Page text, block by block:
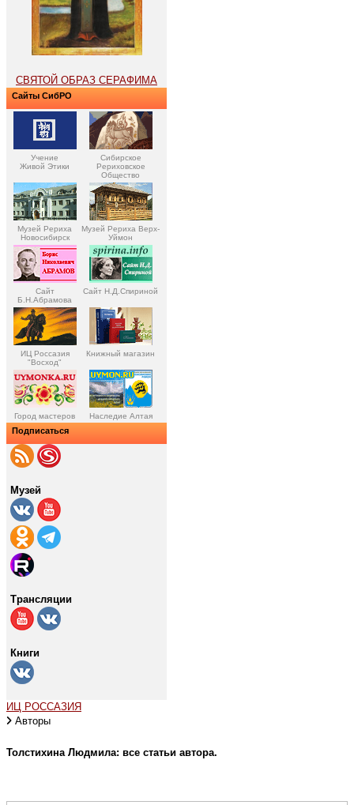
СВЯТОЙ ОБРАЗ СЕРАФИМА
Сайты СибРО
Учение
Живой Этики
Сибирское
Рериховское
Общество
Музей Рериха
Новосибирск
Музей Рериха Верх-
Уймон
Сайт
Б.Н.Абрамова
Сайт Н.Д.Спириной
ИЦ Россазия
"Восход"
Книжный магазин
Город мастеров Наследие Алтая
Подписаться
Музей
Трансляции
Книги
ИЦ РОССАЗИЯ
Авторы
Толстихина Людмила: все статьи автора.